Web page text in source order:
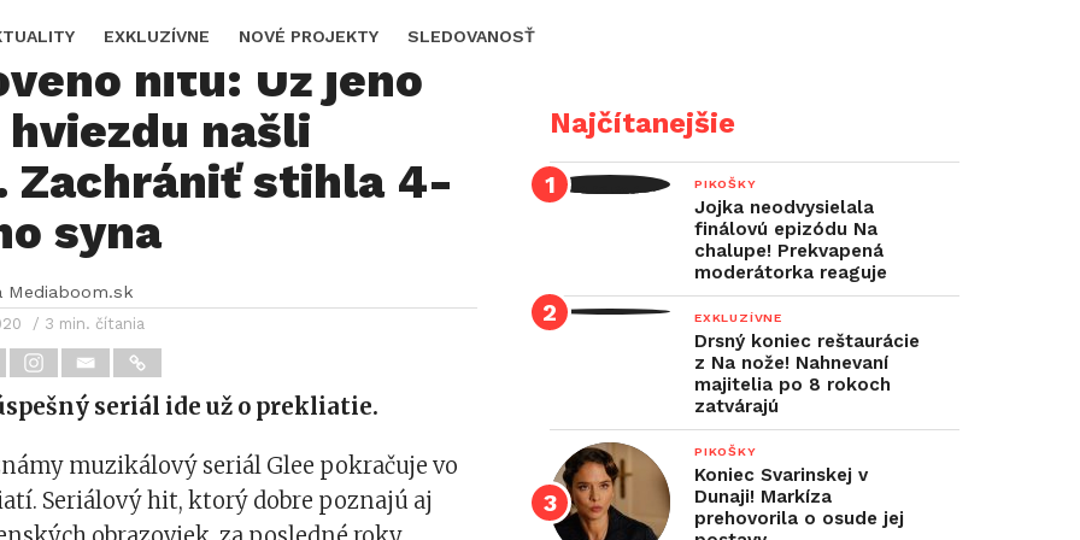
EXKLUZÍVNE NOVÉ PROJEKTY SLEDOVANOSŤ
tragédia
hitu: Už jeho
našli
Zachrániť stihla 4-
syna
Mediaboom.sk
/ 3 min. čítania
seriál ide už o prekliatie.
muzikálový seriál Glee pokračuje vo
Seriálový hit, ktorý dobre poznajú aj
Najčítanejšie
PIKOŠKY
Jojka neodvysielala
finálovú epizódu Na
chalupe! Prekvapená
moderátorka reaguje
EXKLUZÍVNE
Drsný koniec reštaurácie
z Na nože! Nahnevaní
majitelia po 8 rokoch
zatvárajú
PIKOŠKY
Koniec Svarinskej v
Dunaji! Markíza
prehovorila o osude jej